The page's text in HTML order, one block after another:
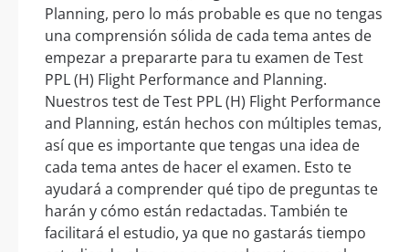
Planning, pero lo más probable es que no tengas
una comprensión sólida de cada tema antes de
empezar a prepararte para tu examen de Test
PPL (H) Flight Performance and Planning.
Nuestros test de Test PPL (H) Flight Performance
and Planning, están hechos con múltiples temas,
así que es importante que tengas una idea de
cada tema antes de hacer el examen. Esto te
ayudará a comprender qué tipo de preguntas te
harán y cómo están redactadas. También te
facilitará el estudio, ya que no gastarás tiempo